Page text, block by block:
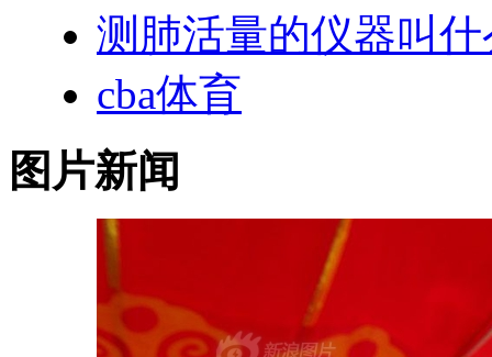
测肺活量的仪器叫什
cba体育
图片新闻